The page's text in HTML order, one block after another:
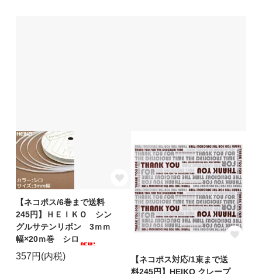
【ネコポス/6巻まで送料
245円】ＨＥＩＫＯ シン
グルサテンリボン 3ｍｍ
幅×20ｍ巻 シロ
357円(内税)
【ネコポス対応/1束まで送
料245円】HEIKO クレープ